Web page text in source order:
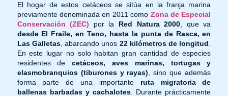
El hogar de estos cetáceos se sitúa en la franja marina
previamente denominada en 2011 como Zona de Especial
Conservación (ZEC) por la Red Natura 2000 , que va
desde El Fraile, en Teno, hasta la punta de Rasca, en
Las Galletas, abarcando unos 22 kilómetros de longitud
En este lugar no solo habitan gran cantidad de especies
residentes decetáceos, aves marinas, tortugas y
elasmobranquios (tiburones y rayas) , sino que además
forma parte de una importante ruta migratoria de
ballenas barbadas y cachalotes . Durante prácticamente